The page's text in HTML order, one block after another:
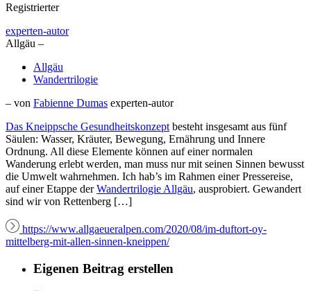
Registrierter
experten-autor
Allgäu –
Allgäu
Wandertrilogie
– von Fabienne Dumas experten-autor
Das Kneippsche Gesundheitskonzept besteht insgesamt aus fünf
Säulen: Wasser, Kräuter, Bewegung, Ernährung und Innere
Ordnung. All diese Elemente können auf einer normalen
Wanderung erlebt werden, man muss nur mit seinen Sinnen bewusst
die Umwelt wahrnehmen. Ich hab’s im Rahmen einer Pressereise,
auf einer Etappe derWandertrilogie Allgäu, ausprobiert. Gewandert
sind wir von Rettenberg […]
https://www.allgaeueralpen.com/2020/08/im-duftort-oy-
mittelberg-mit-allen-sinnen-kneippen/
Eigenen Beitrag erstellen